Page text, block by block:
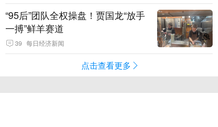
“95后”团队全权操盘！贾国龙“放手
一搏”鲜羊赛道
39 每日经济新闻
点击查看更多